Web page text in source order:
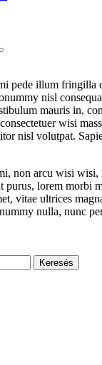
pede illum fringilla
nisl
mauris in,
wisi
nisl volutpat.
non arcu wisi wisi,
purus, lorem morbi
vitae ultrices
nulla, nunc